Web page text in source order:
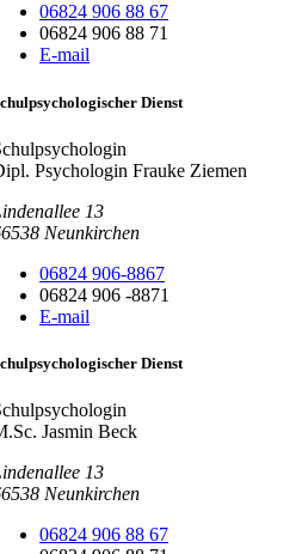
06824 906 88 67
06824 906 88 71
E-mail
Dienst
Psychologin Frauke Ziemen
13
Neunkirchen
06824 906-8867
06824 906 -8871
E-mail
Dienst
Jasmin Beck
13
Neunkirchen
06824 906 88 67